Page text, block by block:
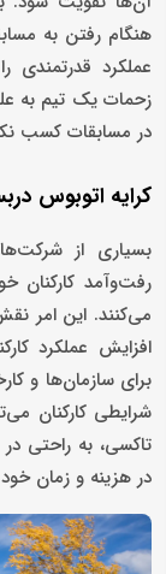
هنگام رفتن به
عملکرد قدرتمندی
زحمات یک تیم به
در مسابقات کسب
کرایه اتوبوس‌
بسیاری از
رفت‌وآمد کارکنان
می‌کنند. این امر
افزایش عملکرد
برای سازمان‌ها و
شرایطی کارکنان
تاکسی، به راحتی
در هزینه و زمان